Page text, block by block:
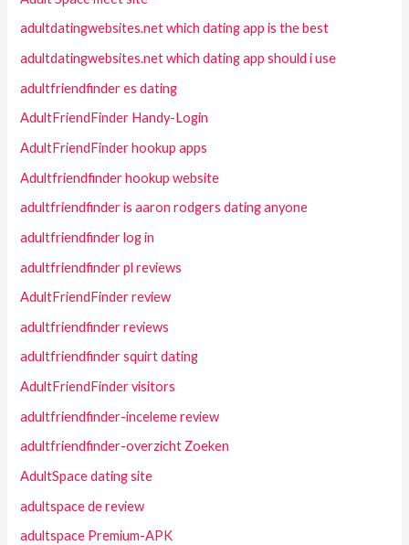
adultdatingwebsites.net which dating app is the best
adultdatingwebsites.net which dating app should i use
adultfriendfinder es dating
AdultFriendFinder Handy-Login
AdultFriendFinder hookup apps
Adultfriendfinder hookup website
adultfriendfinder is aaron rodgers dating anyone
adultfriendfinder log in
adultfriendfinder pl reviews
AdultFriendFinder review
adultfriendfinder reviews
adultfriendfinder squirt dating
AdultFriendFinder visitors
adultfriendfinder-inceleme review
adultfriendfinder-overzicht Zoeken
AdultSpace dating site
adultspace de review
adultspace Premium-APK